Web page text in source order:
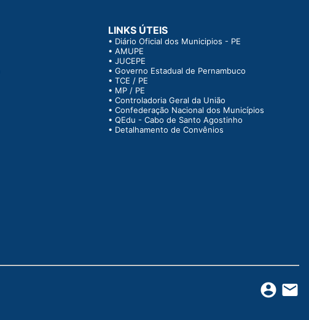
LINKS ÚTEIS
• Diário Oficial dos Municipios - PE
• AMUPE
• JUCEPE
• Governo Estadual de Pernambuco
• TCE / PE
• MP / PE
• Controladoria Geral da União
• Confederação Nacional dos Municípios
• QEdu - Cabo de Santo Agostinho
• Detalhamento de Convênios
account_circle email